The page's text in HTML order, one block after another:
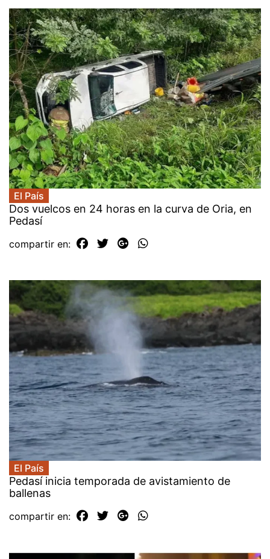
El País
Dos vuelcos en 24 horas en la curva de Oria, en
Pedasí
compartir en:
El País
Pedasí inicia temporada de avistamiento de
ballenas
compartir en: